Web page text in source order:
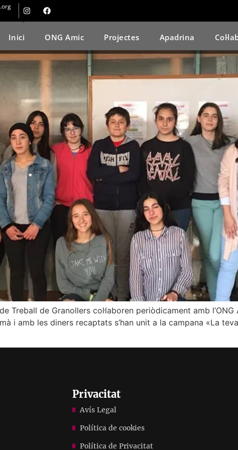
Inici ONG Amic Projectes Apadrina
de Granollers col·labora
Treball de Granollers col·laboren periòdicament amb
i amb les diners recaptats s’han unit a la campana «La
Privacitat
Avís Legal
Política de cookies
Política de Privacitat